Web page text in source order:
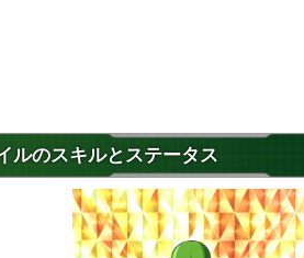
ルのスキルとステータス